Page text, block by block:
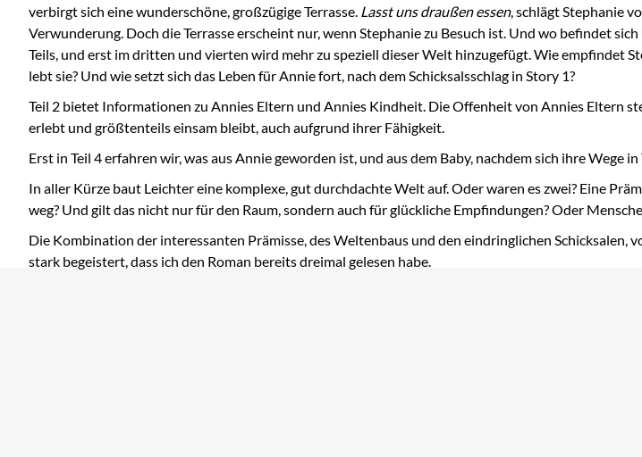
verbirgt sich eine wunderschöne, großzügige Terrasse.Lasst uns draußen essen, schlägt Stephanie
Verwunderung. Doch die Terrasse erscheint nur, wenn Stephanie zu Besuch ist. Und wo befindet
Teils, und erst im dritten und vierten wird mehr zu speziell dieser Welt hinzugefügt. Wie empfindet
lebt sie? Und wie setzt sich das Leben für Annie fort, nach dem Schicksalsschlag in Story 1?
Teil 2 bietet Informationen zu Annies Eltern und Annies Kindheit. Die Offenheit von Annies Eltern
erlebt und größtenteils einsam bleibt, auch aufgrund ihrer Fähigkeit.
Erst in Teil 4 erfahren wir, was aus Annie geworden ist, und aus dem Baby, nachdem sich ihre Wege
In aller Kürze baut Leichter eine komplexe, gut durchdachte Welt auf. Oder waren es zwei? Eine
weg? Und gilt das nicht nur für den Raum, sondern auch für glückliche Empfindungen? Oder
Die Kombination der interessanten Prämisse, des Weltenbaus und den eindringlichen Schicksalen,
stark begeistert, dass ich den Roman bereits dreimal gelesen habe.